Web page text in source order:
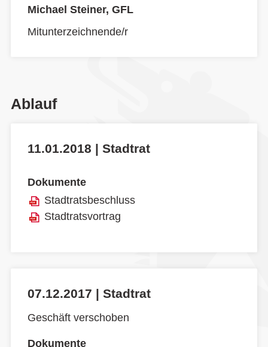
Michael Steiner, GFL
Mitunterzeichnende/r
Ablauf
11.01.2018 | Stadtrat
Dokumente
Stadtratsbeschluss
Stadtratsvortrag
07.12.2017 | Stadtrat
Geschäft verschoben
Dokumente